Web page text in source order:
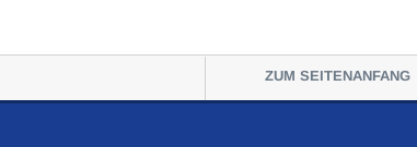
ZUM SEITENANFANG